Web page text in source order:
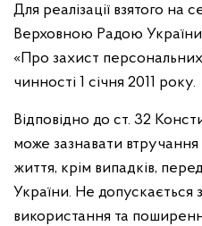
Для реалізації взятого на
Верховною Радою
«Про захист
чинності 1 січня 2011 року.
Відповідно до ст. 32
може зазнавати
життя, крім випадків,
України. Не допускається
використання та